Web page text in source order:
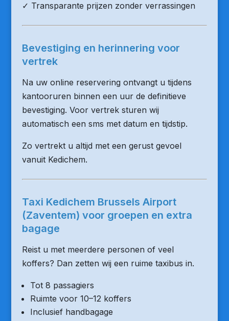
✓ Transparante prijzen zonder verrassingen
Bevestiging en herinnering voor
vertrek
Na uw online reservering ontvangt u tijdens
kantooruren binnen een uur de definitieve
bevestiging. Voor vertrek sturen wij
automatisch een sms met datum en tijdstip.
Zo vertrekt u altijd met een gerust gevoel
vanuit Kedichem.
Taxi Kedichem Brussels Airport
(Zaventem) voor groepen en extra
bagage
Reist u met meerdere personen of veel
koffers? Dan zetten wij een ruime taxibus in.
Tot 8 passagiers
Ruimte voor 10–12 koffers
Inclusief handbagage